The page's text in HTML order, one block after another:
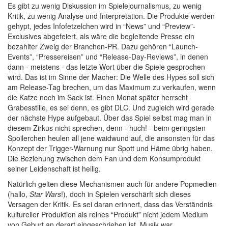
Es gibt zu wenig Diskussion im Spielejournalismus, zu wenig
Kritik, zu wenig Analyse und Interpretation. Die Produkte werden
gehypt, jedes Infofetzelchen wird in “News” und “Preview”-
Exclusives abgefeiert, als wäre die begleitende Presse ein
bezahlter Zweig der Branchen-PR. Dazu gehören “Launch-
Events”, “Pressereisen” und “Release-Day-Reviews”, in denen
dann - meistens - das letzte Wort über die Spiele gesprochen
wird. Das ist im Sinne der Macher: Die Welle des Hypes soll sich
am Release-Tag brechen, um das Maximum zu verkaufen, wenn
die Katze noch im Sack ist. Einen Monat später herrscht
Grabesstille, es sei denn, es gibt DLC. Und zugleich wird gerade
der nächste Hype aufgebaut. Über das Spiel selbst mag man in
diesem Zirkus nicht sprechen, denn - huch! - beim geringsten
Spoilerchen heulen all jene waidwund auf, die ansonsten für das
Konzept der Trigger-Warnung nur Spott und Häme übrig haben.
Die Beziehung zwischen dem Fan und dem Konsumprodukt
seiner Leidenschaft ist heilig.
Natürlich gelten diese Mechanismen auch für andere Popmedien
(hallo, Star Wars!), doch in Spielen verschärft sich dieses
Versagen der Kritik. Es sei daran erinnert, dass das Verständnis
kultureller Produktion als reines “Produkt” nicht jedem Medium